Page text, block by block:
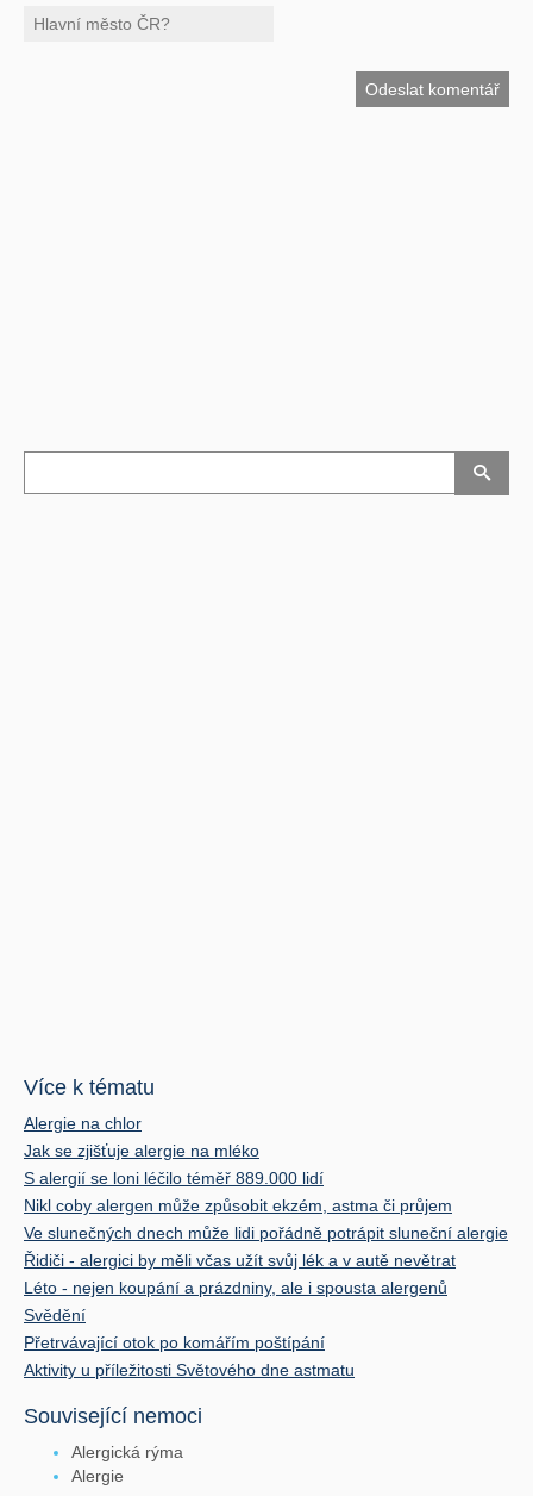
Více k tématu
Alergie na chlor
Jak se zjišťuje alergie na mléko
S alergií se loni léčilo téměř 889.000 lidí
Nikl coby alergen může způsobit ekzém, astma či průjem
Ve slunečných dnech může lidi pořádně potrápit sluneční alergie
Řidiči - alergici by měli včas užít svůj lék a v autě nevětrat
Léto - nejen koupání a prázdniny, ale i spousta alergenů
Svědění
Přetrvávající otok po komářím poštípání
Aktivity u příležitosti Světového dne astmatu
Související nemoci
Alergická rýma
Alergie